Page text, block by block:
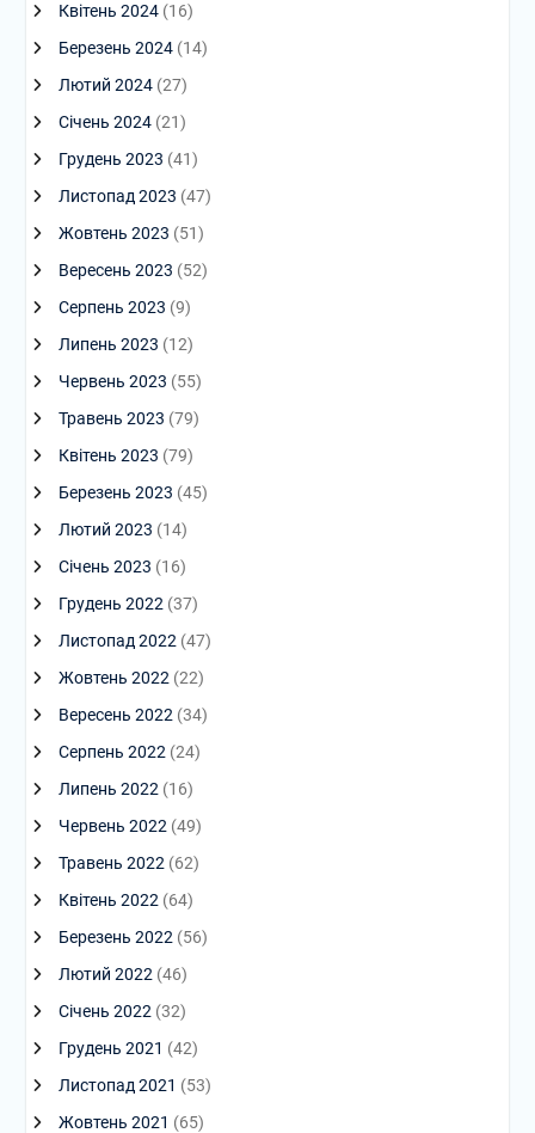
Квітень 2024(16)
Березень 2024(14)
Лютий 2024(27)
Січень 2024(21)
Грудень 2023 (41)
Листопад 2023 (47)
Жовтень 2023 (51)
Вересень 2023 (52)
Серпень 2023 (9)
Липень 2023 (12)
Червень 2023 (55)
Травень 2023 (79)
Квітень 2023 (79)
Березень 2023 (45)
Лютий 2023 (14)
Січень 2023 (16)
Грудень 2022 (37)
Листопад 2022 (47)
Жовтень 2022 (22)
Вересень 2022 (34)
Серпень 2022 (24)
Липень 2022 (16)
Червень 2022 (49)
Травень 2022 (62)
Квітень 2022 (64)
Березень 2022 (56)
Лютий 2022 (46)
Січень 2022 (32)
Грудень 2021 (42)
Листопад 2021 (53)
Жовтень 2021 (65)